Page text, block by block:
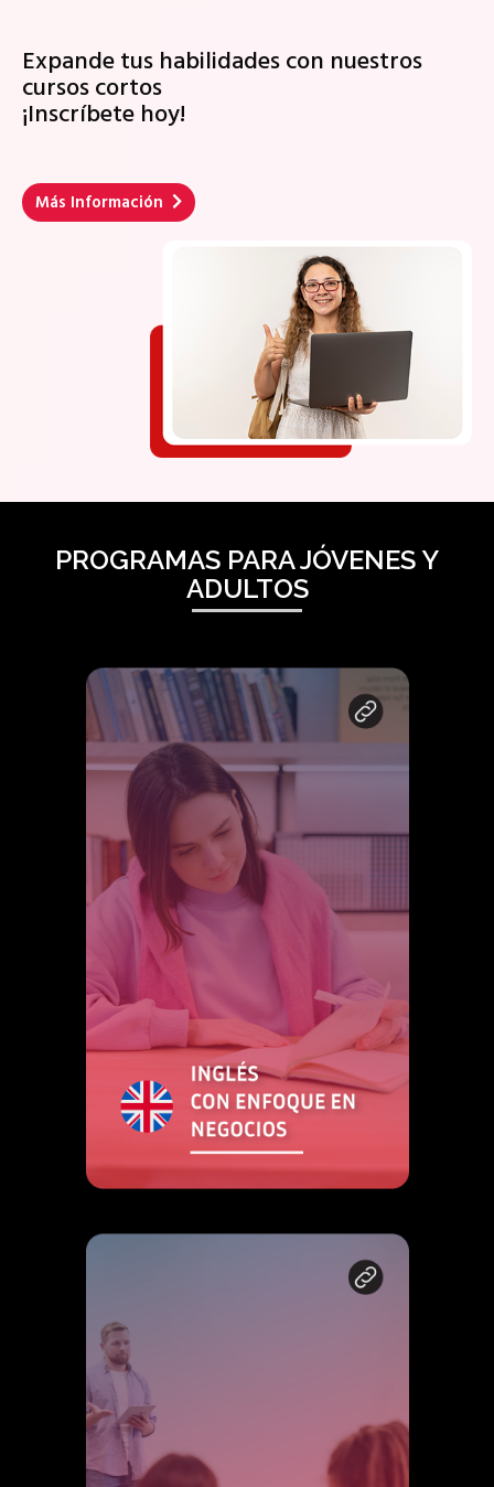
Expande tus habilidades con nuestros
cursos cortos
¡Inscríbete hoy!
Más Información
PROGRAMAS PARA JÓVENES Y
ADULTOS